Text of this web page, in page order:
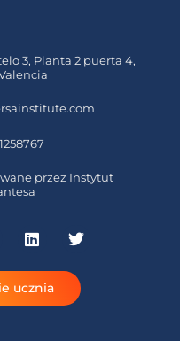
3, Planta 2 puerta 4,
przez Instytut
ucznia